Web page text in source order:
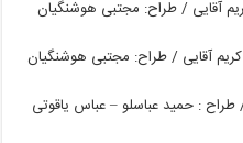
آقایی / طراح: مجتبی هوشنگیان
آقایی / طراح: مجتبی هوشنگیان
: حمید عباسلو – عباس یاقوتی